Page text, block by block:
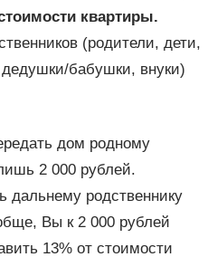
квартиры.
(родители, дети,
бабушки, внуки)
дом родному
2 000 рублей.
дальнему родственнику
Вы к 2 000 рублей
13% от стоимости